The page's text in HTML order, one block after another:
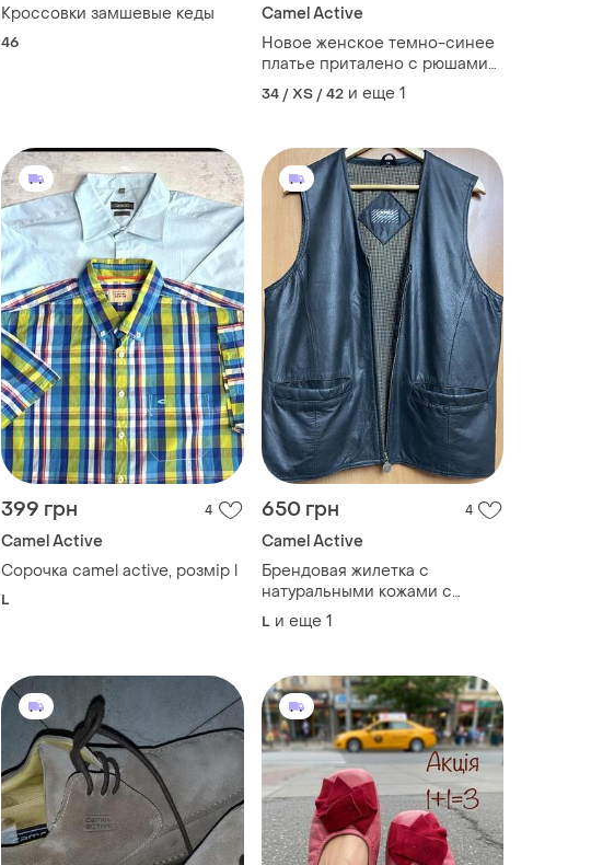
Кроссовки замшевые кеды
46
Camel Active
Новое женское темно-синее
платье приталено с рюшами
от бренда actuel. сток
34 / XS / 42 и еще 1
399 грн 4
Camel Active
Сорочка camel active, розмір l
L
650 грн 4
Camel Active
Брендовая жилетка с
натуральными кожами с
карманами
L и еще 1